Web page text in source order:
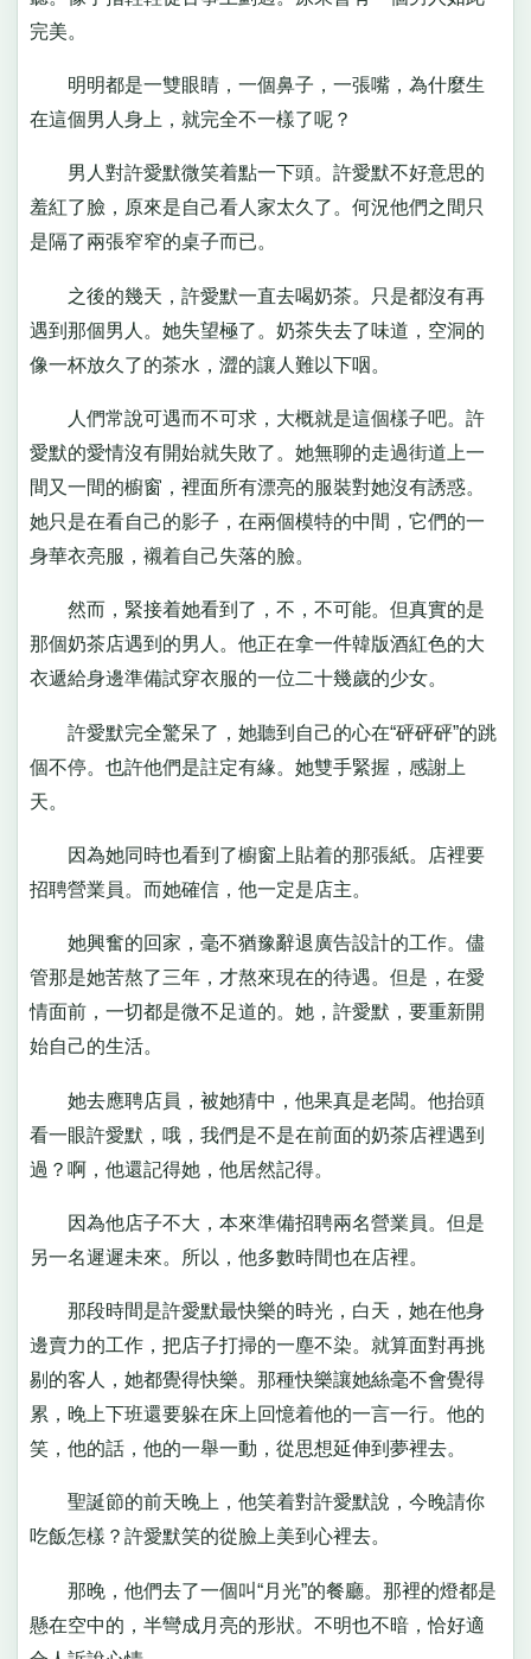
完美。
明明都是一雙眼睛，一個鼻子，一張嘴，為什麼生
在這個男人身上，就完全不一樣了呢？
男人對許愛默微笑着點一下頭。許愛默不好意思的
羞紅了臉，原來是自己看人家太久了。何況他們之間只
是隔了兩張窄窄的桌子而已。
之後的幾天，許愛默一直去喝奶茶。只是都沒有再
遇到那個男人。她失望極了。奶茶失去了味道，空洞的
像一杯放久了的茶水，澀的讓人難以下咽。
人們常說可遇而不可求，大概就是這個樣子吧。許
愛默的愛情沒有開始就失敗了。她無聊的走過街道上一
間又一間的櫥窗，裡面所有漂亮的服裝對她沒有誘惑。
她只是在看自己的影子，在兩個模特的中間，它們的一
身華衣亮服，襯着自己失落的臉。
然而，緊接着她看到了，不，不可能。但真實的是
那個奶茶店遇到的男人。他正在拿一件韓版酒紅色的大
衣遞給身邊準備試穿衣服的一位二十幾歲的少女。
許愛默完全驚呆了，她聽到自己的心在“砰砰砰”的跳
個不停。也許他們是註定有緣。她雙手緊握，感謝上
天。
因為她同時也看到了櫥窗上貼着的那張紙。店裡要
招聘營業員。而她確信，他一定是店主。
她興奮的回家，毫不猶豫辭退廣告設計的工作。儘
管那是她苦熬了三年，才熬來現在的待遇。但是，在愛
情面前，一切都是微不足道的。她，許愛默，要重新開
始自己的生活。
她去應聘店員，被她猜中，他果真是老闆。他抬頭
看一眼許愛默，哦，我們是不是在前面的奶茶店裡遇到
過？啊，他還記得她，他居然記得。
因為他店子不大，本來準備招聘兩名營業員。但是
另一名遲遲未來。所以，他多數時間也在店裡。
那段時間是許愛默最快樂的時光，白天，她在他身
邊賣力的工作，把店子打掃的一塵不染。就算面對再挑
剔的客人，她都覺得快樂。那種快樂讓她絲毫不會覺得
累，晚上下班還要躲在床上回憶着他的一言一行。他的
笑，他的話，他的一舉一動，從思想延伸到夢裡去。
聖誕節的前天晚上，他笑着對許愛默說，今晚請你
吃飯怎樣？許愛默笑的從臉上美到心裡去。
那晚，他們去了一個叫“月光”的餐廳。那裡的燈都是
懸在空中的，半彎成月亮的形狀。不明也不暗，恰好適